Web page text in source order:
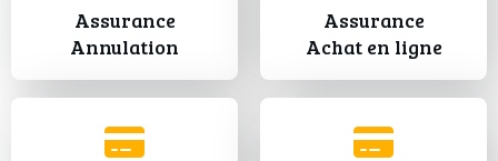
Assurance
Annulation
Assurance
Achat en ligne